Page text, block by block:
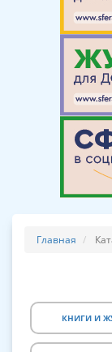
Главная
КНИГИ И